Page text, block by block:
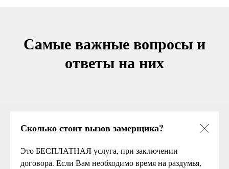
Самые важные вопросы и
ответы на них
Сколько стоит вызов замерщика?
Это БЕСПЛАТНАЯ услуга, при заключении
договора. Если Вам необходимо время на раздумья,